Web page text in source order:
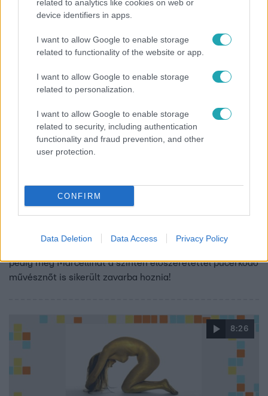
related to analytics like cookies on web or
device identifiers in apps.
I want to allow Google to enable storage
related to functionality of the website or app.
I want to allow Google to enable storage
related to personalization.
I want to allow Google to enable storage
related to security, including authentication
functionality and fraud prevention, and other
user protection.
CONFIRM
Data Deletion Data Access Privacy Policy
6:20
Reggeli
Hihetetlen! Meztelen szakács sétált be a Reggeli
stúdiójába!
naturalista szakácsa, Kőmíves Sándor, aki megválaszolta
pedig még Marcellinát a szintén előszeretettel pucérkodó
művésznőt is sikerült zavarba hoznia!
8:26